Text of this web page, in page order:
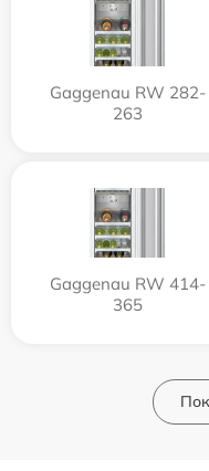
Gaggenau RW 282-
263
Gaggenau RW 414-
365